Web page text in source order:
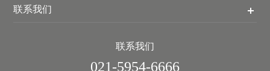
联系我们
联系我们
021-5954-6666